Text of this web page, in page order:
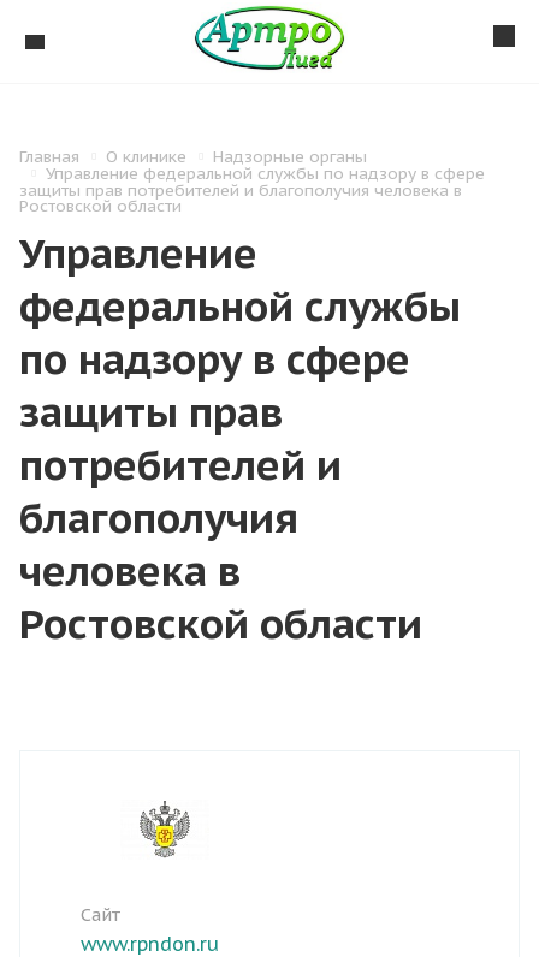
Главная О клинике Надзорные органы
Управление федеральной службы по надзору в сфере
защиты прав потребителей и благополучия человека в
Ростовской области
Управление
федеральной службы
по надзору в сфере
защиты прав
потребителей и
благополучия
человека в
Ростовской области
Сайт
www.rpndon.ru